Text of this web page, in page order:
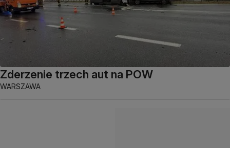
Zderzenie trzech aut na POW
WARSZAWA